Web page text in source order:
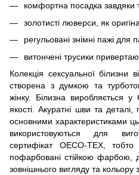
комфортна посадка
золотисті люверси, як
регульовані знімні пажі для
витончені трусики
Колекція сексуальної білизни
створена з думкою та
жінку. Білизна виробляється
якості. Акуратні шви та
основними характеристиками
використовуються для
сертифікат OECO-TEX, тобто
пофарбовані стійкою фарбою,
зовнішнього вигляду та кольору